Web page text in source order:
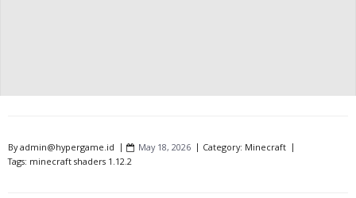
Byadmin@hypergame.id May 18, 2026 Category: Minecraft
Tags: minecraft shaders 1.12.2